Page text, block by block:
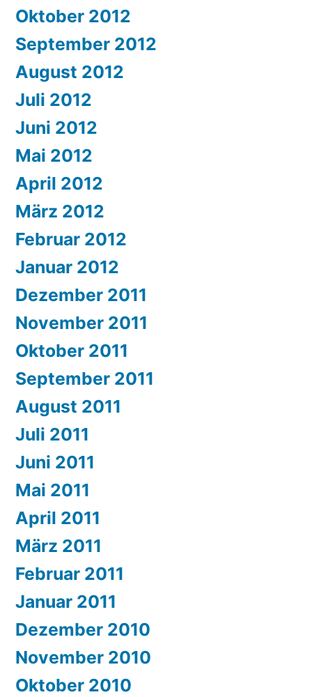
Oktober 2012
September 2012
August 2012
Juli 2012
Juni 2012
Mai 2012
April 2012
März 2012
Februar 2012
Januar 2012
Dezember 2011
November 2011
Oktober 2011
September 2011
August 2011
Juli 2011
Juni 2011
Mai 2011
April 2011
März 2011
Februar 2011
Januar 2011
Dezember 2010
November 2010
Oktober 2010